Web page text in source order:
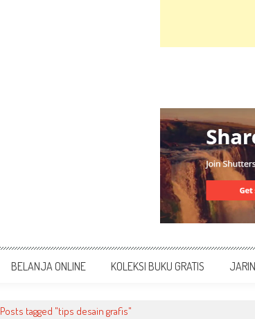
BELANJA ONLINE KOLEKSI BUKU GRATIS
Posts tagged "tips desain grafis"